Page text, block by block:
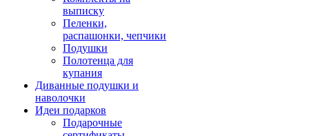
выписку
Пеленки,
распашонки, чепчики
Подушки
Полотенца для
купания
Диванные подушки и
наволочки
Идеи подарков
Подарочные